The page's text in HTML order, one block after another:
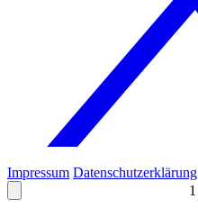
1
Impressum Datenschutzerklärung